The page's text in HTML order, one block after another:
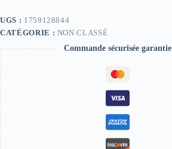
x
20
UGS : 1759128844
CATÉGORIE : NON CLASSÉ
Commande sécurisée garantie